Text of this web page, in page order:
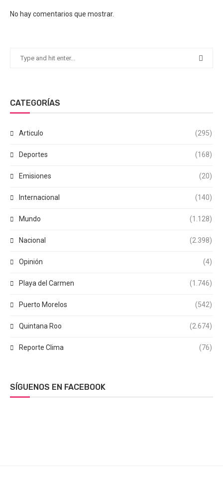
No hay comentarios que mostrar.
CATEGORÍAS
Articulo (295)
Deportes (168)
Emisiones (20)
Internacional (140)
Mundo (1.128)
Nacional (2.398)
Opinión (4)
Playa del Carmen (1.746)
Puerto Morelos (542)
Quintana Roo (2.674)
Reporte Clima (76)
SÍGUENOS EN FACEBOOK